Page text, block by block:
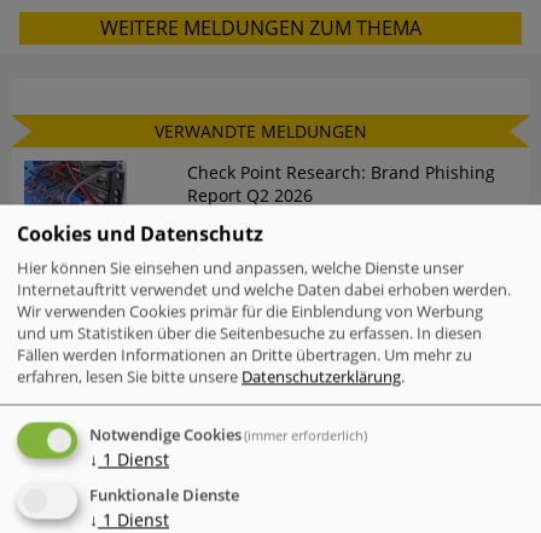
Cyber Experience Center in Augsburg
WEITERE MELDUNGEN ZUM THEMA
VERWANDTE MELDUNGEN
Check Point Research: Brand Phishing
Report Q2 2026
Mac-Nutzer sind häufiger von
Cyberattacken betroffen als Windows-
Nutzer
IT-Probleme im Einzelhandel - Warum
Software und Transparenz
entscheidend sind
Der neue Cyber Risk Report 2026 von
widersprüchliche Entwicklung
Cookies und Datenschutz
Hier können Sie einsehen und anpassen, welche Dienste unser
Internetauftritt verwendet und welche Daten dabei erhoben werden.
Wir verwenden Cookies primär für die Einblendung von Werbung
und um Statistiken über die Seitenbesuche zu erfassen. In diesen
Fällen werden Informationen an Dritte übertragen. Um mehr zu
erfahren, lesen Sie bitte unsere Datenschutzerklärung.
Notwendige Cookies(immer erforderlich)
↓ 1 Dienst
Funktionale Dienste
↓ 1 Dienst